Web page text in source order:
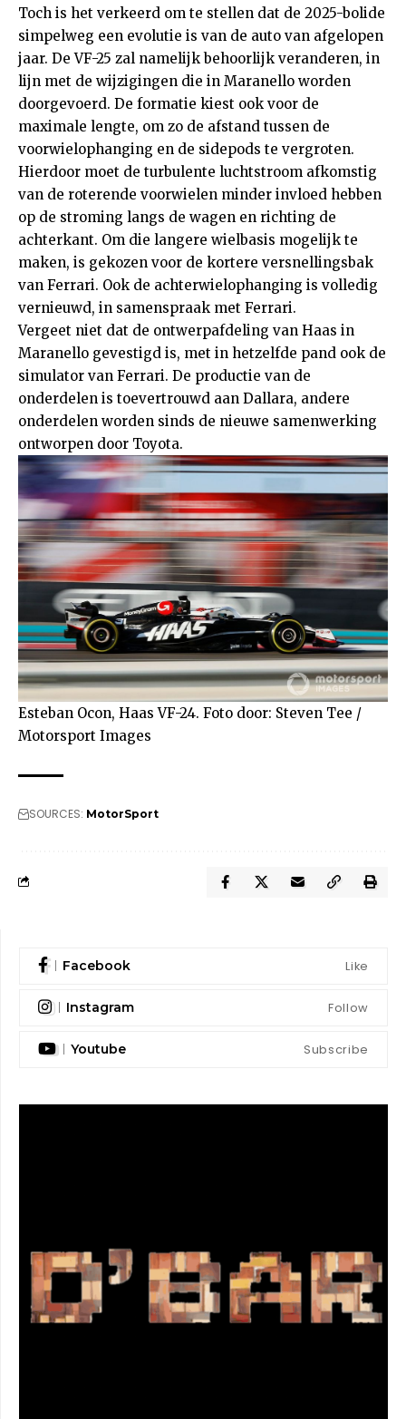
Toch is het verkeerd om te stellen dat de 2025-bolide
simpelweg een evolutie is van de auto van afgelopen
jaar. De VF-25 zal namelijk behoorlijk veranderen, in
lijn met de wijzigingen die in Maranello worden
doorgevoerd. De formatie kiest ook voor de
maximale lengte, om zo de afstand tussen de
voorwielophanging en de sidepods te vergroten.
Hierdoor moet de turbulente luchtstroom afkomstig
van de roterende voorwielen minder invloed hebben
op de stroming langs de wagen en richting de
achterkant. Om die langere wielbasis mogelijk te
maken, is gekozen voor de kortere versnellingsbak
van Ferrari. Ook de achterwielophanging is volledig
vernieuwd, in samenspraak met Ferrari.
Vergeet niet dat de ontwerpafdeling van Haas in
Maranello gevestigd is, met in hetzelfde pand ook de
simulator van Ferrari. De productie van de
onderdelen is toevertrouwd aan Dallara, andere
onderdelen worden sinds de nieuwe samenwerking
ontworpen door Toyota.
Esteban Ocon, Haas VF-24. Foto door: Steven Tee /
Motorsport Images
SOURCES: MotorSport
Facebook Like
Instagram Follow
Youtube Subscribe